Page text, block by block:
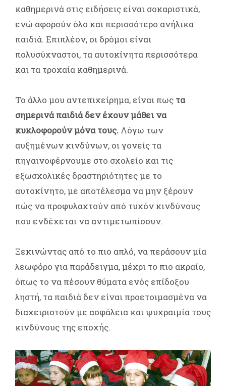
καθημερινά στις ειδήσεις είναι σοκαριστικά,
ενώ αφορούν όλο και περισσότερο ανήλικα
παιδιά. Επιπλέον, οι δρόμοι είναι
πολυσύχναστοι, τα αυτοκίνητα περισσότερα
και τα τροχαία καθημερινά.
Το άλλο μου αντεπιχείρημα, είναι πως τα
σημερινά παιδιά δεν έχουν μάθει να
κυκλοφορούν μόνα τους. Λόγω των
αυξημένων κινδύνων, οι γονείς τα
πηγαινοφέρνουμε στο σχολείο και τις
εξωσχολικές δραστηριότητες με το
αυτοκίνητο, με αποτέλεσμα να μην ξέρουν
πώς να προφυλαχτούν από τυχόν κινδύνους
που ενδέχεται να αντιμετωπίσουν.
Ξεκινώντας από το πιο απλό, να περάσουν μία
λεωφόρο για παράδειγμα, μέχρι το πιο ακραίο,
όπως το να πέσουν θύματα ενός επίδοξου
ληστή, τα παιδιά δεν είναι προετοιμασμένα να
διαχειριστούν με ασφάλεια και ψυχραιμία τους
κινδύνους της εποχής.